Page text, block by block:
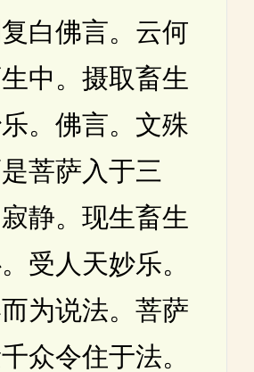
白佛言。云何
中。摄取畜生
。佛言。文殊
菩萨入于三
静。现生畜生
受人天妙乐。
为说法。菩萨
众令住于法。